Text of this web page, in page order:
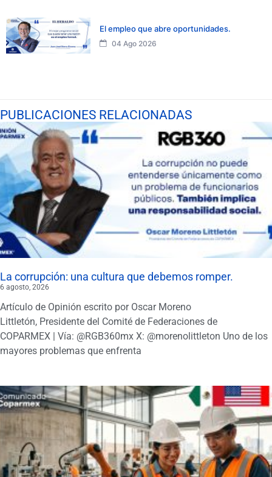
El empleo que abre oportunidades.
04 Ago 2026
PUBLICACIONES RELACIONADAS
La corrupción: una cultura que debemos romper.
6 agosto, 2026
Artículo de Opinión escrito por Oscar Moreno
Littletón, Presidente del Comité de Federaciones de
COPARMEX | Vía: @RGB360mx X: @morenolittleton Uno de los
mayores problemas que enfrenta